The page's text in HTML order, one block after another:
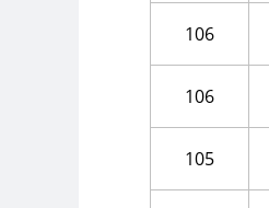
106
106
105